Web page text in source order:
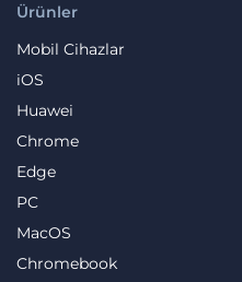
Ürünler
Mobil Cihazlar
iOS
Huawei
Chrome
Edge
PC
MacOS
Chromebook